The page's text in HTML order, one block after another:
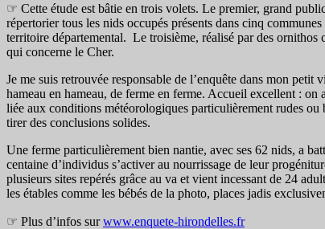
☞ Cette étude est bâtie en trois volets. Le premier, grand
répertorier tous les nids occupés présents dans cinq
territoire départemental. Le troisième, réalisé par des
qui concerne le Cher.
Je me suis retrouvée responsable de l’enquête dans mon
hameau en hameau, de ferme en ferme. Accueil excellent :
liée aux conditions météorologiques particulièrement rudes ou
tirer des conclusions solides.
Une ferme particulièrement bien nantie, avec ses 62 nids, a
centaine d’individus s’activer au nourrissage de leur
plusieurs sites repérés grâce au va et vient incessant de 24
les étables comme les bébés de la photo, places jadis
☞ Plus d’infos surwww.enquete-hirondelles.fr